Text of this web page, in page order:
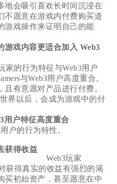
地会吸引喜欢长时间沉浸在
不愿意在游戏内付费购买道
游戏操作来证明自己的能
游戏内容更适合加入 Web3
的行为特征与Web3用户
与Web3用户高度重合。
有意愿对产品进行付费。
界以后，会成为游戏中的付
用户特征高度重合
户的行为特性。
获得收益
Web3玩家
获得真实的收益有强烈的渴
买初始资产，甚至愿意在中